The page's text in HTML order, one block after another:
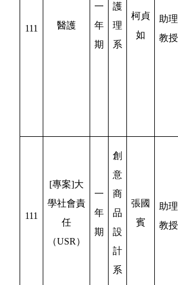
111 醫護
一
年
期
護
理
系
柯貞
如
助理
教授
111
[專案]大
學社會責
任
（USR）
一
年
期
創
意
商
品
設
計
系
張國
賓
助理
教授